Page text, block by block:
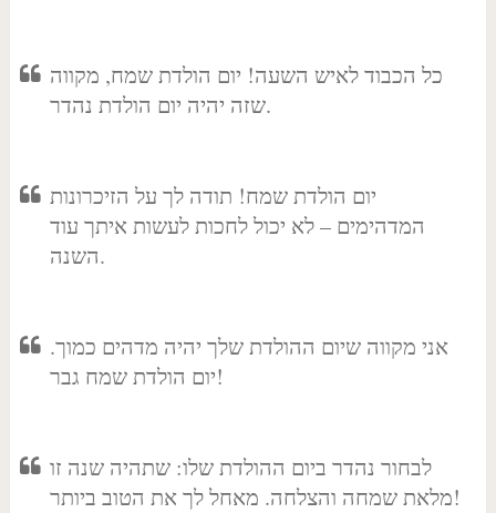
כל הכבוד לאיש השעה! יום הולדת שמח, מקווה
שזה יהיה יום הולדת נהדר.
יום הולדת שמח! תודה לך על הזיכרונות
המדהימים – לא יכול לחכות לעשות איתך עוד
השנה.
אני מקווה שיום ההולדת שלך יהיה מדהים כמוך.
יום הולדת שמח גבר!
לבחור נהדר ביום ההולדת שלו: שתהיה שנה זו
מלאת שמחה והצלחה. מאחל לך את הטוב ביותר!